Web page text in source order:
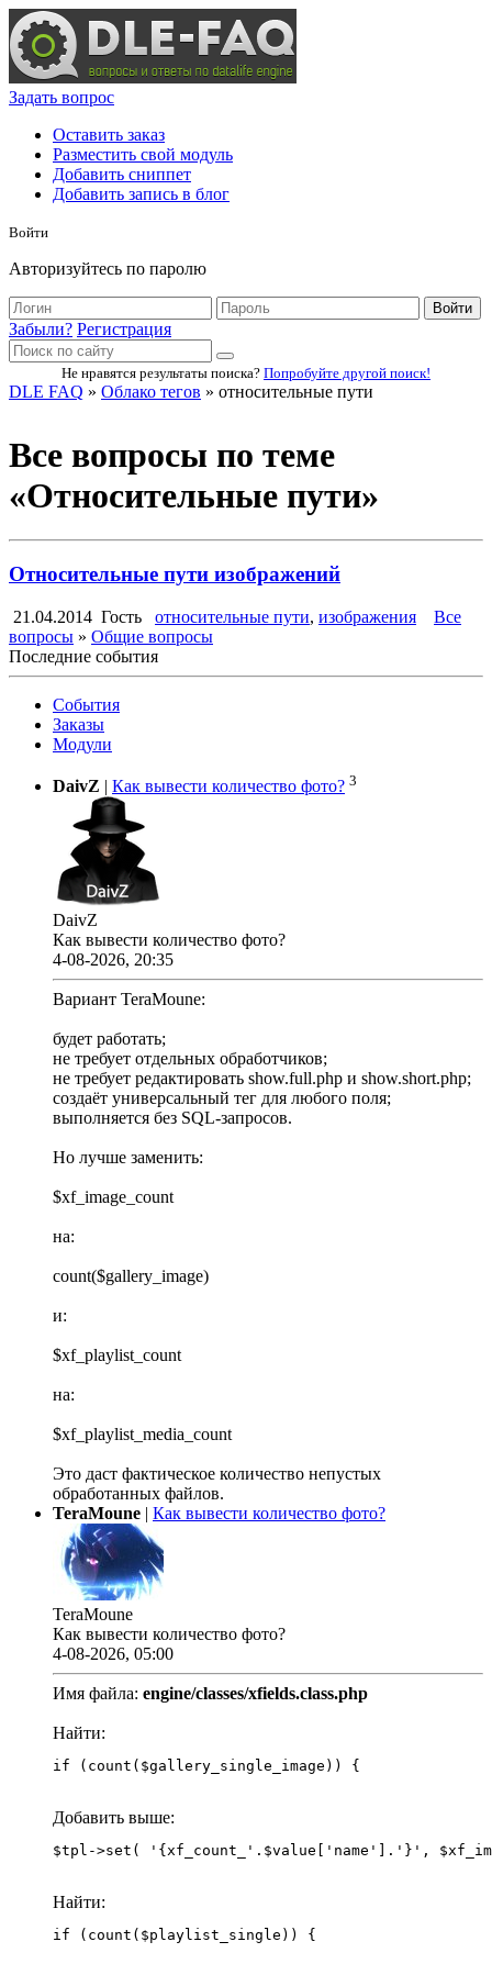
Задать вопрос
Оставить заказ
Разместить свой модуль
Добавить сниппет
Добавить запись в блог
Войти
Авторизуйтесь по паролю
Войти
Забыли? Регистрация
Не нравятся результаты поиска? Попробуйте другой поиск!
DLE FAQ » Облако тегов » относительные пути
Все вопросы по теме
«Относительные пути»
Относительные пути изображений
21.04.2014 Гость относительные пути, изображения
Все
вопросы » Общие вопросы
Последние события
События
Заказы
Модули
DaivZ | Как вывести количество фото? 3
DaivZ
Как вывести количество фото?
4-08-2026, 20:35
Вариант TeraMoune:
будет работать;
не требует отдельных обработчиков;
не требует редактировать show.full.php и show.short.php;
создаёт универсальный тег для любого поля;
выполняется без SQL-запросов.
Но лучше заменить:
$xf_image_count
на:
count($gallery_image)
и:
$xf_playlist_count
на:
$xf_playlist_media_count
Это даст фактическое количество непустых
обработанных файлов.
TeraMoune | Как вывести количество фото?
TeraMoune
Как вывести количество фото?
4-08-2026, 05:00
Имя файла: engine/classes/xfields.class.php
Найти:
if (count($gallery_single_image)) {
Добавить выше:
Найти:
if (count($playlist_single)) {